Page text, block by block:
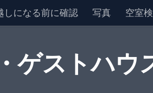
しになる前に確認 写真 空室
ゲストハウ